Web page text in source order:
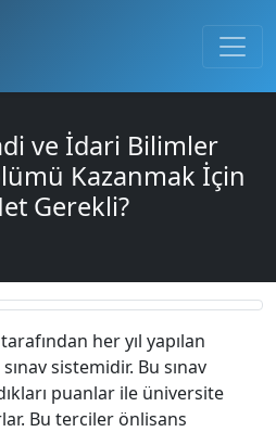
ve İdari Bilimler
Kazanmak İçin
Gerekli?
her yıl yapılan
sistemidir. Bu sınav
puanlar ile üniversite
Bu terciler önlisans